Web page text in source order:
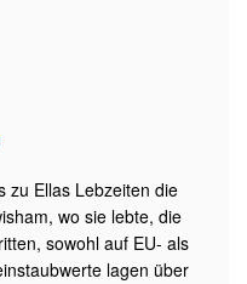
zu Ellas Lebzeiten die
wo sie lebte, die
sowohl auf EU- als
lagen über